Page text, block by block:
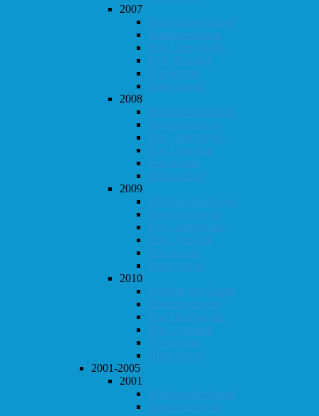
2007
Klubbmesterskapet
Høstturneringen
KM i hurtigsjakk
KM i lynsjakk
Vår-konrad
Høst-konrad
2008
Klubbmesterskapet
Høstturneringen
KM i hurtigsjakk
KM i lynsjakk
Vår-konrad
Høst-konrad
2009
Klubbmesterskapet
Høstturneringen
KM i hurtigsjakk
KM i lynsjakk
Vår-konrad
Høst-konrad
2010
Klubbmesterskapet
Høstturneringen
KM i hurtigsjakk
KM i lynsjakk
Vår-konrad
Høst-konrad
2001-2005
2001
Klubbmesterskapet
Høstturneringen